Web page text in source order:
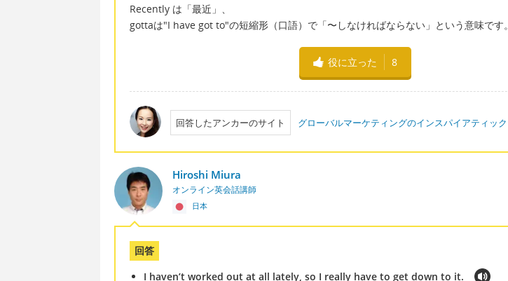
Recently は「最近」、
gottaは"I have got to"の短縮形（口語）で「〜しなければならない」という意味です。
役に立った 8
回答したアンカーのサイト グローバルマーケティングのインスパイアティック
Hiroshi Miura
オンライン英会話講師
日本
回答
I haven’t worked out at all lately, so I really have to get down to it.